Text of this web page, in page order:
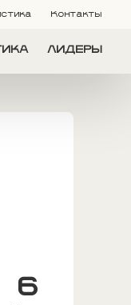
Контакты
ЛИДЕРЫ
6